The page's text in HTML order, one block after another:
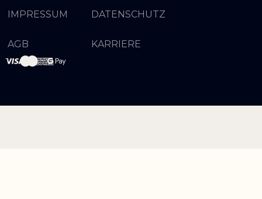
IMPRESSUM DATENSCHUTZ
AGB KARRIERE